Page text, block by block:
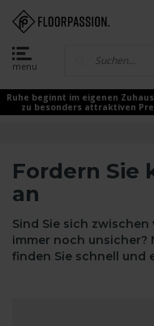
menu
Ruhe beginnt im eigenen
zu besonders attraktiven
Fordern Sie
an
Sind Sie sich
immer noch unsicher?
finden Sie schnell und